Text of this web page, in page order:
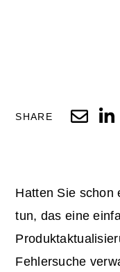
SHARE
Hatten Sie schon
tun, das eine
Fehlersuche